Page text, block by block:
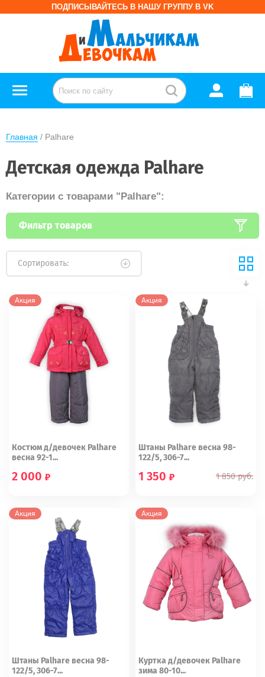
ПОДПИСЫВАЙТЕСЬ В НАШУ ГРУППУ В VK
Главная / Palhare
Детская одежда Palhare
Категории с товарами "Palhare":
Фильтр товаров
Сортировать:
Акция
Костюм д/девочек Palhare
весна 92-1...
2 000
Акция
Штаны Palhare весна 98-
122/5, 306-7...
1 350 1 850руб.
Акция
Штаны Palhare весна 98-
122/5, 306-7...
Акция
Куртка д/девочек Palhare
зима 80-10...